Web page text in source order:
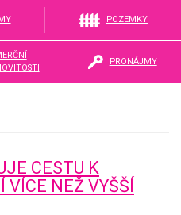
POZEMKY
PRONÁJMY
CESTU K
VÍCE NEŽ VYŠŠÍ